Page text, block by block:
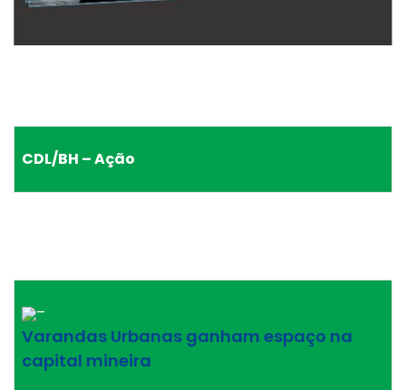
CDL/BH – Ação
–
Varandas Urbanas ganham espaço na
capital mineira